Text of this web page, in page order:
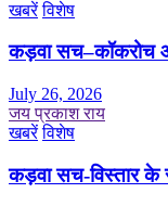
खबरें विशेष
कड़वा सच–कॉकरोच
July 26, 2026
जय प्रकाश राय
खबरें विशेष
कड़वा सच-विस्तार के